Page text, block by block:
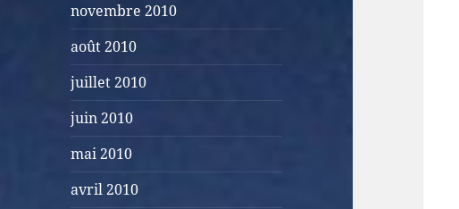
novembre 2010
août 2010
juillet 2010
juin 2010
mai 2010
avril 2010